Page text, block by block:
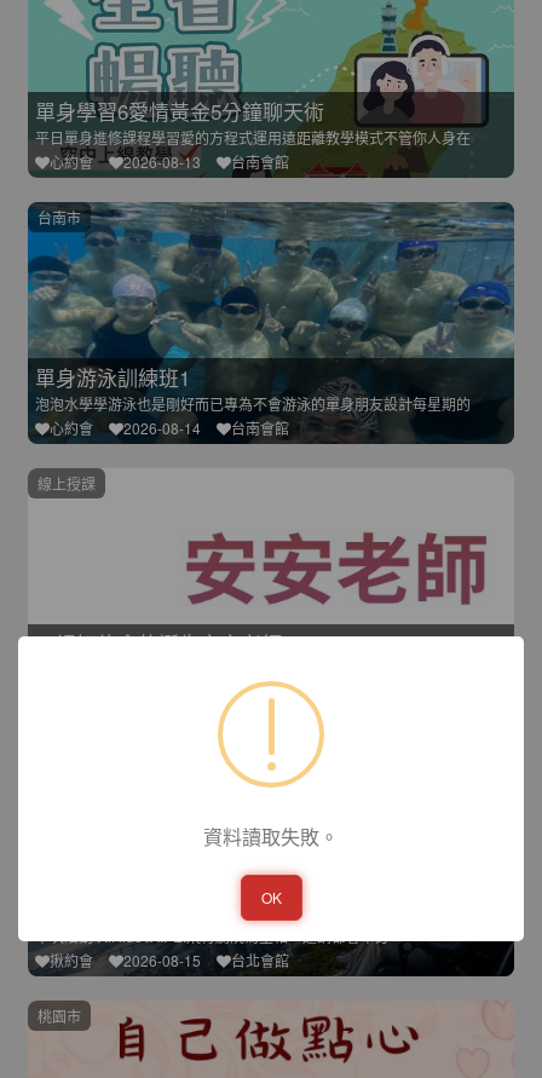
單身學習6愛情黃金5分鐘聊天術
平日單身進修課程學習愛的方程式運用遠距離教學模式不管你人身在
心約會
2026-08-13 台南會館
單身游泳訓練班1
泡泡水學學游泳也是剛好而已專為不會游泳的單身朋友設計每星期的
心約會
2026-08-14 台南會館
台南市
一場好約會的誕生安安老師
新竹會館
線上授課
揪約會
2026-08-15 台北會館
桃園市
資料讀取失敗。
OK